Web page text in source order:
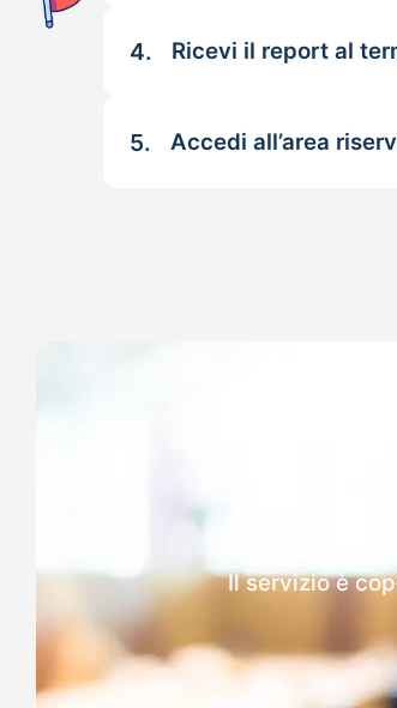
4. Ricevi il report al
5. Accedi all’area
Dopo
Il servizio è